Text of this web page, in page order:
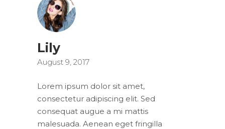
Lily
August 9, 2017
Lorem ipsum dolor sit amet,
consectetur adipiscing elit. Sed
consequat augue a mi mattis
malesuada. Aenean eget fringilla